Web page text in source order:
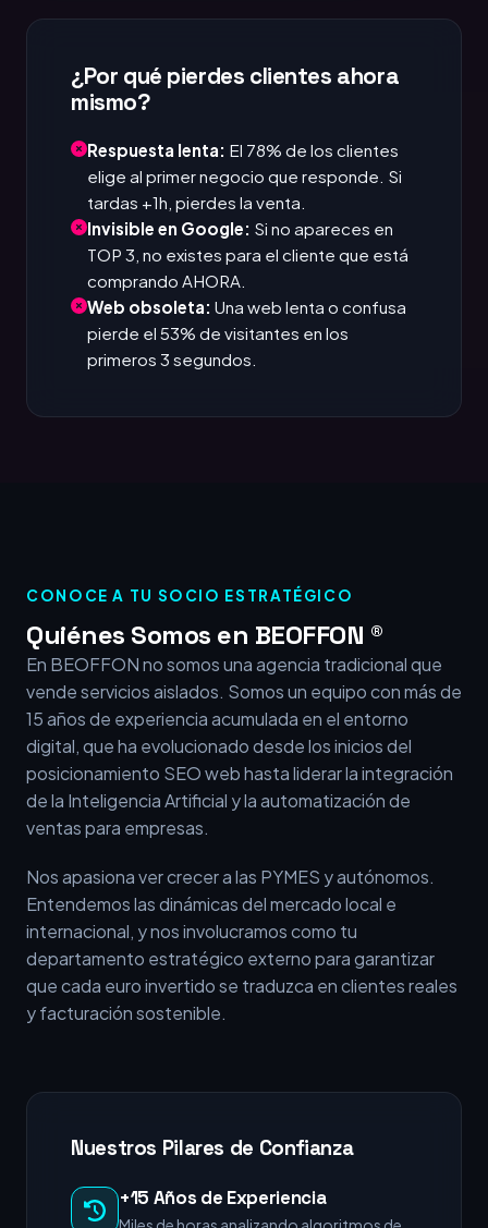
¿Por qué pierdes clientes ahora
mismo?
Respuesta lenta: El 78% de los clientes
elige al primer negocio que responde. Si
tardas +1h, pierdes la venta.
Invisible en Google: Si no apareces en
TOP 3, no existes para el cliente que está
comprando AHORA.
Web obsoleta: Una web lenta o confusa
pierde el 53% de visitantes en los
primeros 3 segundos.
CONOCE A TU SOCIO ESTRATÉGICO
Quiénes Somos en BEOFFON ®
En BEOFFON no somos una agencia tradicional que
vende servicios aislados. Somos un equipo con más de
15 años de experiencia acumulada en el entorno
digital, que ha evolucionado desde los inicios del
posicionamiento SEO web hasta liderar la integración
de la Inteligencia Artificial y la automatización de
ventas para empresas.
Nos apasiona ver crecer a las PYMES y autónomos.
Entendemos las dinámicas del mercado local e
internacional, y nos involucramos como tu
departamento estratégico externo para garantizar
que cada euro invertido se traduzca en clientes reales
y facturación sostenible.
Nuestros Pilares de Confianza
+15 Años de Experiencia